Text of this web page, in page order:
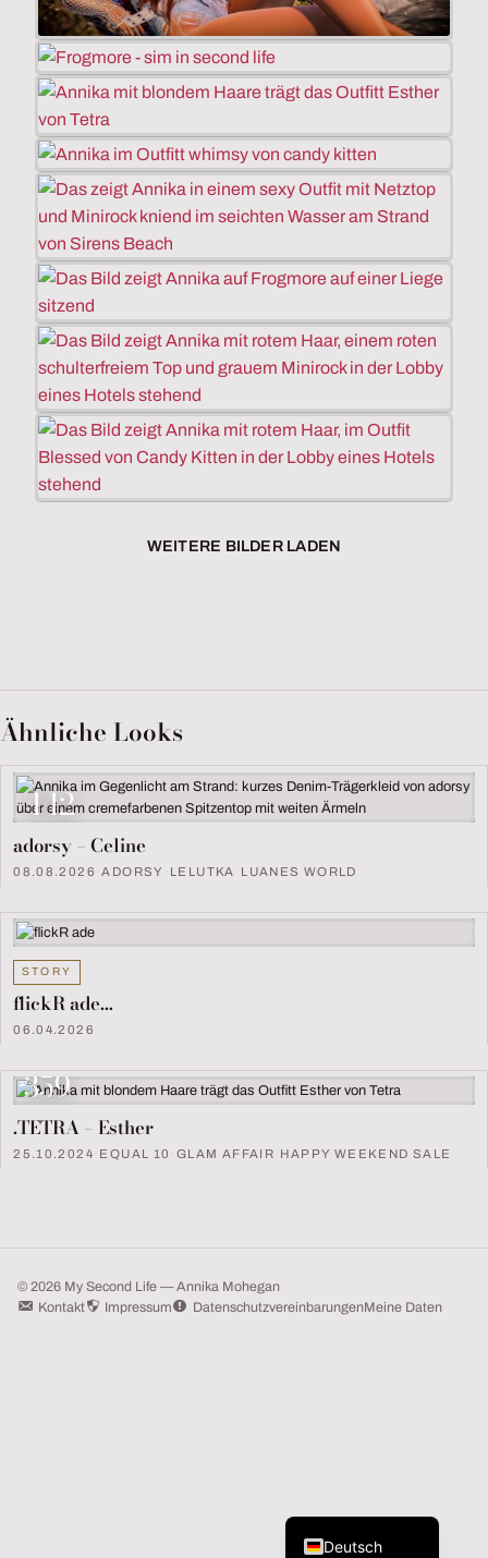
WEITERE BILDER LADEN
Ähnliche Looks
442
adorsy – Celine
08.08.2026 ·ADORSY LELUTKA LUANES WORLD
STORY
flickR ade…
06.04.2026
359
.TETRA – Esther
25.10.2024 EQUAL 10 GLAM AFFAIR HAPPY WEEKEND SALE
© 2026 My Second Life — Annika Mohegan
Kontakt
Impressum DatenschutzvereinbarungenMeine Daten
Deutsch